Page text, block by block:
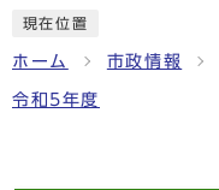
現在位置
ホーム 市政情報
令和5年度